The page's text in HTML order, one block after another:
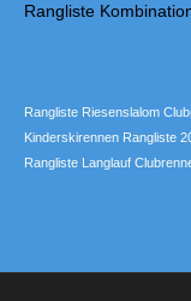
Rangliste
Rangliste Riesenslalom
Kinderskirennen Rangliste
Rangliste Langlauf